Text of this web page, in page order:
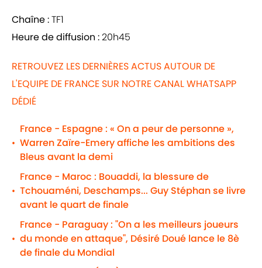
Chaîne :TF1
Heure de diffusion :20h45
RETROUVEZ LES DERNIÈRES ACTUS AUTOUR DE
L'EQUIPE DE FRANCE SUR NOTRE CANAL WHATSAPP
DÉDIÉ
•
France - Espagne : « On a peur de personne »,
Warren Zaïre-Emery affiche les ambitions des
Bleus avant la demi
•
France - Maroc : Bouaddi, la blessure de
Tchouaméni, Deschamps... Guy Stéphan se livre
avant le quart de finale
•
France - Paraguay : "On a les meilleurs joueurs
du monde en attaque", Désiré Doué lance le 8è
de finale du Mondial